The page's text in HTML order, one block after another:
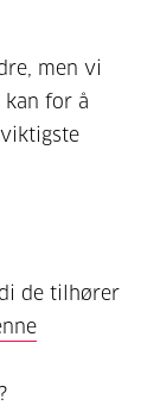
men vi
for å
de tilhører